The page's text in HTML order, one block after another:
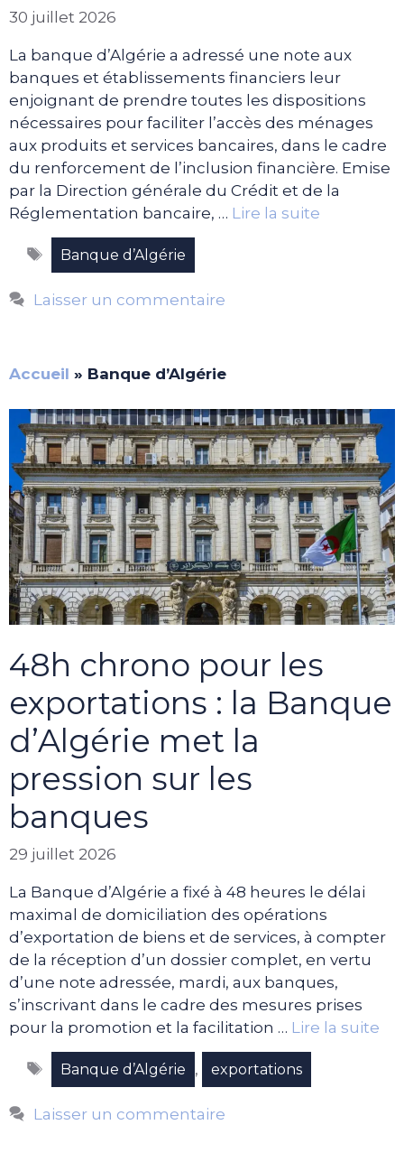
30 juillet 2026
La banque d’Algérie a adressé une note aux
banques et établissements financiers leur
enjoignant de prendre toutes les dispositions
nécessaires pour faciliter l’accès des ménages
aux produits et services bancaires, dans le cadre
du renforcement de l’inclusion financière. Emise
par la Direction générale du Crédit et de la
Réglementation bancaire, … Lire la suite
Étiquettes
Banque d’Algérie
Laisser un commentaire
Accueil » Banque d’Algérie
48h chrono pour les
exportations : la Banque
d’Algérie met la
pression sur les
banques
29 juillet 2026
La Banque d’Algérie a fixé à 48 heures le délai
maximal de domiciliation des opérations
d’exportation de biens et de services, à compter
de la réception d’un dossier complet, en vertu
d’une note adressée, mardi, aux banques,
s’inscrivant dans le cadre des mesures prises
pour la promotion et la facilitation … Lire la suite
Étiquettes
Banque d’Algérie , exportations
Laisser un commentaire